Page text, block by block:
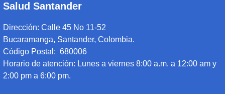
Salud Santander
Dirección: Calle 45 No 11-52
Bucaramanga, Santander, Colombia.
Código Postal: 680006
Horario de atención: Lunes a viernes 8:00 a.m. a 12:00 am y
2:00 pm a 6:00 pm.